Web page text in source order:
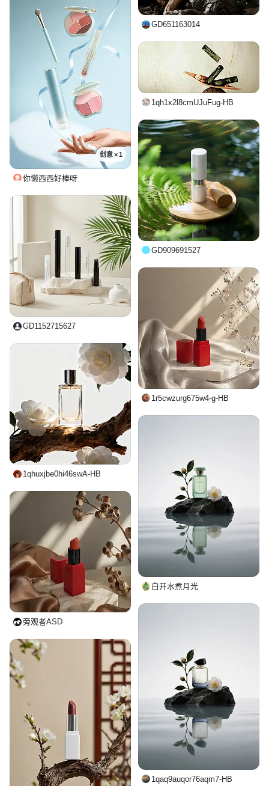
GD651163014
创意 × 1
你懒西西好棒呀
1qh1x2l8cmUJuFug-HB
GD909691527
GD1152715627
1r5cwzurg675w4-g-HB
1qhuxjbe0hi46swA-HB
白开水煮月光
旁观者ASD
1qaq9auqor76aqm7-HB